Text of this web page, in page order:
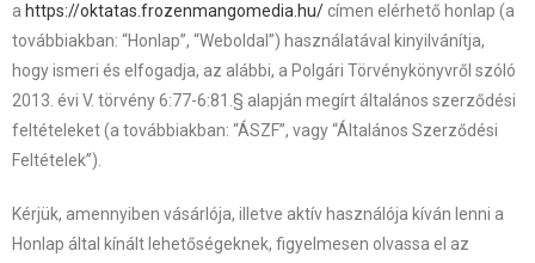
a https://oktatas.frozenmangomedia.hu/ címen elérhető honlap (a
továbbiakban: “Honlap”, “Weboldal”) használatával kinyilvánítja,
hogy ismeri és elfogadja, az alábbi, a Polgári Törvénykönyvről szóló
2013. évi V. törvény 6:77-6:81.§ alapján megírt általános szerződési
feltételeket (a továbbiakban: “ÁSZF”, vagy “Általános Szerződési
Feltételek”).
Kérjük, amennyiben vásárlója, illetve aktív használója kíván lenni a
Honlap által kínált lehetőségeknek, figyelmesen olvassa el az